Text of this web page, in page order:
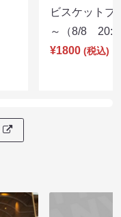
ビスケットブ
～（8/8
¥1800 (税込)